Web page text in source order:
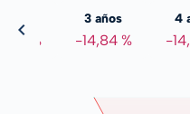
%
3 años
-14,84 %
4
-